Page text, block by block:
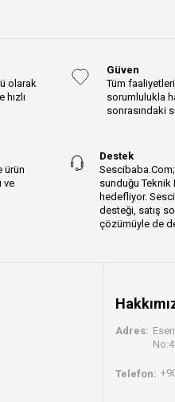
olarak
Güven
Tüm
sorumlulukla
sonrasındaki
ürün
ve
Destek
Sescibaba.Com;
sunduğu
hedefliyor.
desteği, satış
çözümüyle de
Adres:
Telefon: